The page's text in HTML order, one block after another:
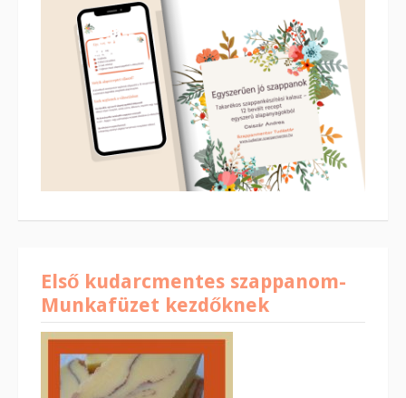
Első kudarcmentes szappanom-
Munkafüzet kezdőknek